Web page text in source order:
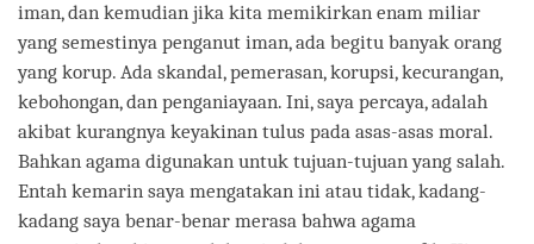
iman, dan kemudian jika kita memikirkan enam miliar
yang semestinya penganut iman, ada begitu banyak orang
yang korup. Ada skandal, pemerasan, korupsi, kecurangan,
kebohongan, dan penganiayaan. Ini, saya percaya, adalah
akibat kurangnya keyakinan tulus pada asas-asas moral.
Bahkan agama digunakan untuk tujuan-tujuan yang salah.
Entah kemarin saya mengatakan ini atau tidak, kadang-
kadang saya benar-benar merasa bahwa agama